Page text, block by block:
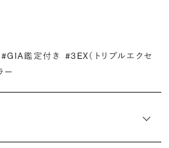
#GIA鑑定付き #3EX（トリプルエクセ
ー